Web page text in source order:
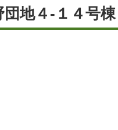
地４-１４号棟